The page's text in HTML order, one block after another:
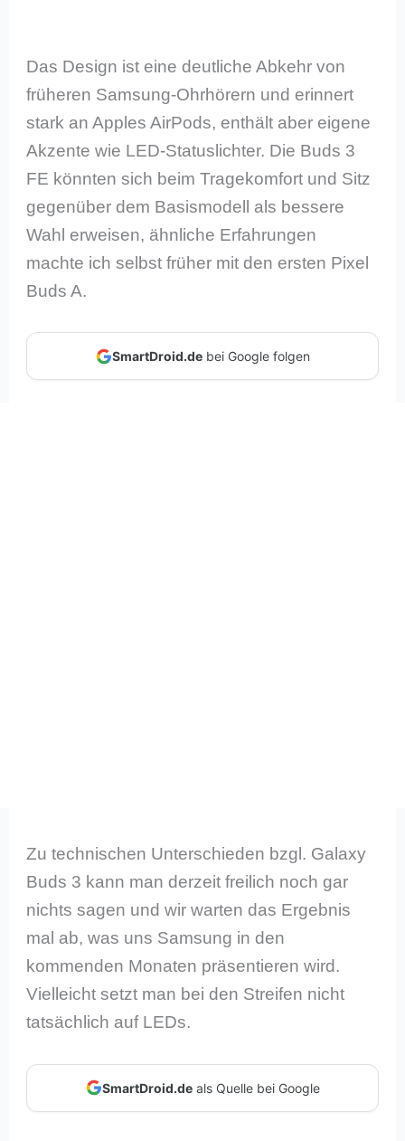
Das Design ist eine deutliche Abkehr von
früheren Samsung-Ohrhörern und erinnert
stark an Apples AirPods, enthält aber eigene
Akzente wie LED-Statuslichter. Die Buds 3
FE könnten sich beim Tragekomfort und Sitz
gegenüber dem Basismodell als bessere
Wahl erweisen, ähnliche Erfahrungen
machte ich selbst früher mit den ersten Pixel
Buds A.
SmartDroid.debei Google folgen
Zu technischen Unterschieden bzgl. Galaxy
Buds 3 kann man derzeit freilich noch gar
nichts sagen und wir warten das Ergebnis
mal ab, was uns Samsung in den
kommenden Monaten präsentieren wird.
Vielleicht setzt man bei den Streifen nicht
tatsächlich auf LEDs.
SmartDroid.deals Quelle bei Google